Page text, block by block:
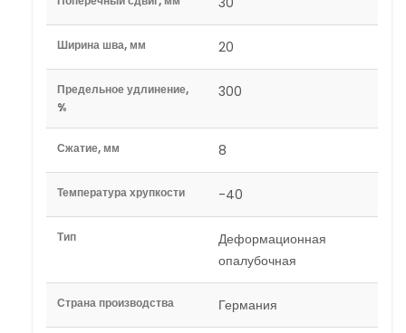
Ширина шва, мм 20
Предельное удлинение,
%
300
Сжатие, мм 8
Температура хрупкости -40
Тип
Деформационная
опалубочная
Страна производства Германия